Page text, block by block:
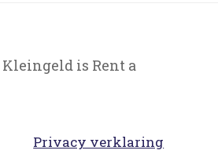
is Rent a
Privacy verklaring